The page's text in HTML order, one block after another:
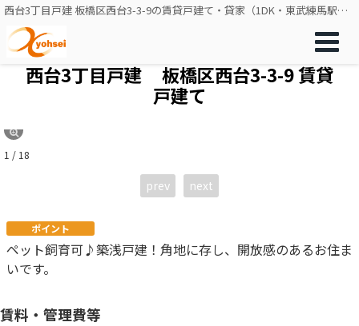
西台3丁目戸建 板橋区西台3-3-9の賃貸戸建て・貸家（1DK・東武練馬駅徒歩12分）[21103]
西台3丁目戸建
板橋区西台3-3-9 賃貸
戸建て
1 / 18
prev next
ポイント
ペット飼育可♪築浅戸建！角地に存し、開放感のあるお住ま
いです。
賃料・管理費等